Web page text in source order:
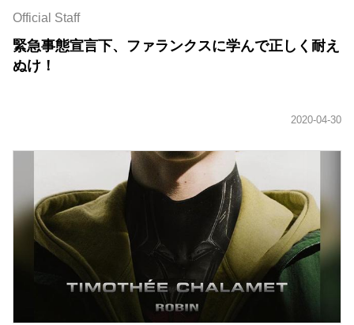
Official Staff
緊急事態宣言下、ファランクスに学んで正しく耐え
ぬけ！